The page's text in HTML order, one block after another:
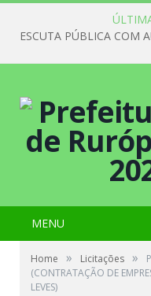
MENU
Home » Licitações »
(CONTRATAÇÃO DE
LEVES)